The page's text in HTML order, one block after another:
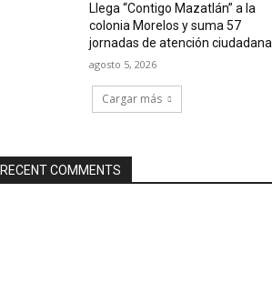
Llega “Contigo Mazatlán” a la
colonia Morelos y suma 57
jornadas de atención ciudadana
agosto 5, 2026
Cargar más
RECENT COMMENTS